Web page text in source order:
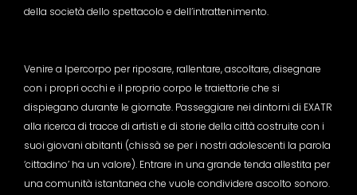
della società dello spettacolo e dell’intrattenimento.
Venire a Ipercorpo per riposare, rallentare, ascoltare, disegnare
con i propri occhi e il proprio corpo le traiettorie che si
dispiegano durante le giornate. Passeggiare nei dintorni di EXATR
alla ricerca di tracce di artisti e di storie della città costruite con i
suoi giovani abitanti (chissà se per i nostri adolescenti la parola
‘cittadino’ ha un valore). Entrare in una grande tenda allestita per
una comunità istantanea che vuole condividere ascolto sonoro.